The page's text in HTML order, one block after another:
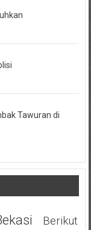
Tawuran di
Berikut